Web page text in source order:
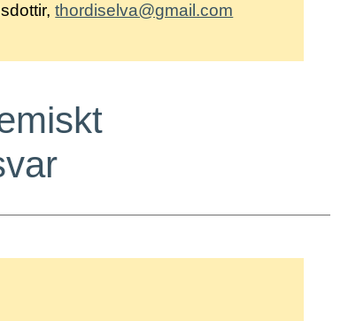
thordiselva@gmail.com